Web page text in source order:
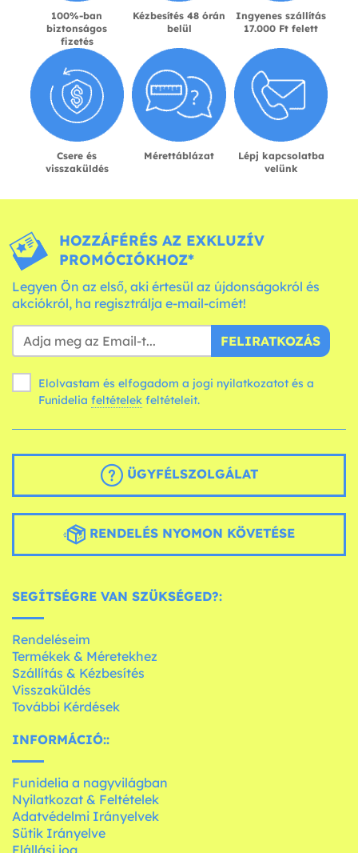
100%-ban
biztonságos
fizetés
Kézbesítés 48 órán
belül
Ingyenes szállítás
17.000 Ft felett
Csere és
visszaküldés
Mérettáblázat
Lépj kapcsolatba
velünk
HOZZÁFÉRÉS AZ EXKLUZÍV
PROMÓCIÓKHOZ*
Legyen Ön az első, aki értesül az újdonságokról és
akciókról, ha regisztrálja e-mail-címét!
FELIRATKOZÁS
Elolvastam és elfogadom a jogi nyilatkozatot és a
Funidelia feltételek feltételeit.
ÜGYFÉLSZOLGÁLAT
RENDELÉS NYOMON KÖVETÉSE
SEGÍTSÉGRE VAN SZÜKSÉGED?:
Rendeléseim
Termékek & Méretekhez
Szállítás & Kézbesítés
Visszaküldés
További Kérdések
INFORMÁCIÓ::
Funidelia a nagyvilágban
Nyilatkozat & Feltételek
Adatvédelmi Irányelvek
Sütik Irányelve